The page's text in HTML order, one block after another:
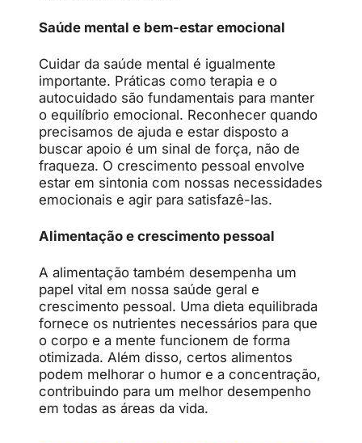
Saúde mental e bem-estar emocional
Cuidar da saúde mental é igualmente
importante. Práticas como terapia e o
autocuidado são fundamentais para manter
o equilíbrio emocional. Reconhecer quando
precisamos de ajuda e estar disposto a
buscar apoio é um sinal de força, não de
fraqueza. O crescimento pessoal envolve
estar em sintonia com nossas necessidades
emocionais e agir para satisfazê-las.
Alimentação e crescimento pessoal
A alimentação também desempenha um
papel vital em nossa saúde geral e
crescimento pessoal. Uma dieta equilibrada
fornece os nutrientes necessários para que
o corpo e a mente funcionem de forma
otimizada. Além disso, certos alimentos
podem melhorar o humor e a concentração,
contribuindo para um melhor desempenho
em todas as áreas da vida.